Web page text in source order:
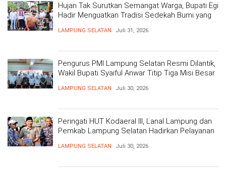
Hujan Tak Surutkan Semangat Warga, Bupati Egi
Hadir Menguatkan Tradisi Sedekah Bumi yang
LAMPUNG SELATAN Juli 31, 2026
Pengurus PMI Lampung Selatan Resmi Dilantik,
Wakil Bupati Syaiful Anwar Titip Tiga Misi Besar
LAMPUNG SELATAN Juli 30, 2026
Peringati HUT Kodaeral III, Lanal Lampung dan
Pemkab Lampung Selatan Hadirkan Pelayanan
LAMPUNG SELATAN Juli 30, 2026